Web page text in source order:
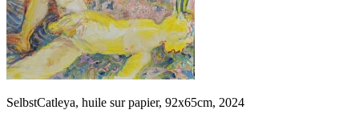
SelbstCatleya, huile sur papier, 92x65cm, 2024